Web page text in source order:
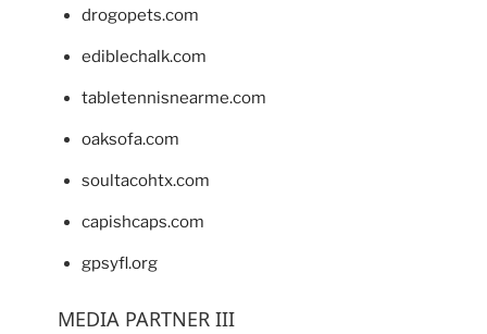
drogopets.com
ediblechalk.com
tabletennisnearme.com
oaksofa.com
soultacohtx.com
capishcaps.com
gpsyfl.org
MEDIA PARTNER III